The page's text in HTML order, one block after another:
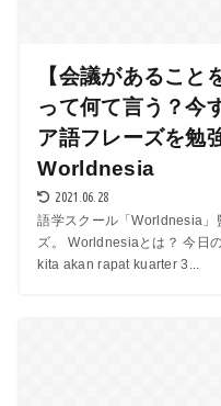
【会議があること
って何て言う？今
ア語フレーズを勉
Worldnesia
2021.06.28
語学スクール「Worldnesia」
ズ。 Worldnesiaとは？ 今日
kita akan rapat kuarter 3...